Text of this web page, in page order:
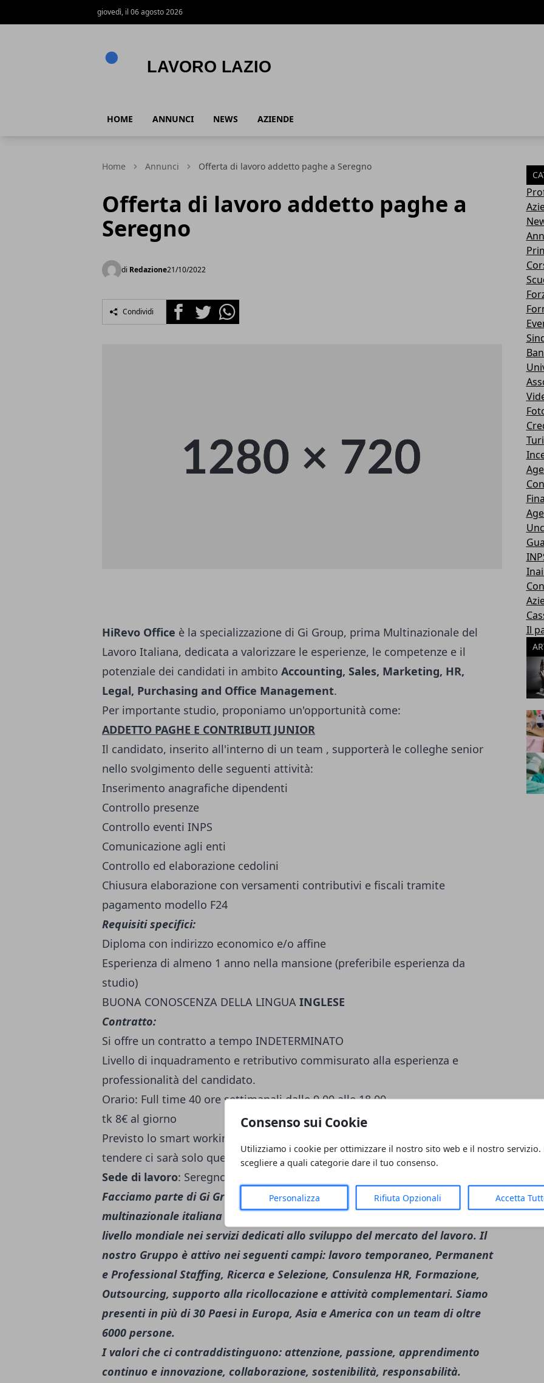
Consenso sui Cookie
Utilizziamo i cookie per ottimizzare il nostro sito web e il nostro servizio.
scegliere a quali categorie dare il tuo consenso.
Personalizza Rifiuta Opzionali Accetta
giovedì, il 06 agosto 2026
HOME ANNUNCI NEWS AZIENDE
Home Annunci Offerta di lavoro addetto paghe a Seregno
Offerta di lavoro addetto paghe a
Seregno
di Redazione21/10/2022
Condividi FacebookTwitterWhatsapp
HiRevo Office è la specializzazione di Gi Group, prima Multinazionale del
Lavoro Italiana, dedicata a valorizzare le esperienze, le competenze e il
potenziale dei candidati in ambito Accounting, Sales, Marketing, HR,
Legal, Purchasing and Office Management.
Per importante studio, proponiamo un'opportunità come:
ADDETTO PAGHE E CONTRIBUTI JUNIOR
Il candidato, inserito all'interno di un team , supporterà le colleghe senior
nello svolgimento delle seguenti attività:
Inserimento anagrafiche dipendenti
Controllo presenze
Controllo eventi INPS
Comunicazione agli enti
Controllo ed elaborazione cedolini
Chiusura elaborazione con versamenti contributivi e fiscali tramite
pagamento modello F24
Requisiti specifici:
Diploma con indirizzo economico e/o affine
Esperienza di almeno 1 anno nella mansione (preferibile esperienza da
studio)
BUONA CONOSCENZA DELLA LINGUA INGLESE
Contratto:
Si offre un contratto a tempo INDETERMINATO
Livello di inquadramento e retributivo commisurato alla esperienza e
professionalità del candidato.
Orario: Full time 40 ore settimanali dalle 9.00 alle 18.00
tk 8€ al giorno
Previsto lo smart working per 3 giorni alla settimana (in fase iniziale ma a
tendere ci sarà solo questa modalità operativa)
Sede di lavoro: Seregno (MB)
Facciamo parte di Gi Group Holding (www.gigroupholding.it) la prima
multinazionale italiana del lavoro, nonché una delle principali realtà a
livello mondiale nei servizi dedicati allo sviluppo del mercato del lavoro. Il
nostro Gruppo è attivo nei seguenti campi: lavoro temporaneo, Permanent
e Professional Staffing, Ricerca e Selezione, Consulenza HR, Formazione,
Outsourcing, supporto alla ricollocazione e attività complementari. Siamo
presenti in più di 30 Paesi in Europa, Asia e America con un team di oltre
6000 persone.
I valori che ci contraddistinguono: attenzione, passione, apprendimento
continuo e innovazione, collaborazione, sostenibilità, responsabilità.
Il